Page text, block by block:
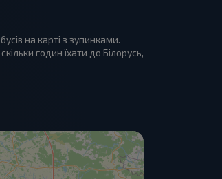
на карті з зупинками.
годин їхати до Білорусь,